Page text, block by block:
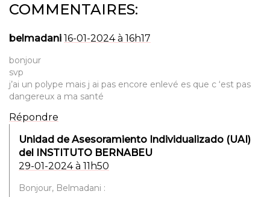
COMMENTAIRES:
belmadani 16-01-2024 à 16h17
bonjour
svp
j’ai un polype mais j ai pas encore enlevé es que c ‘est pas
dangereux a ma santé
Répondre
Unidad de Asesoramiento Individualizado (UAI)
del INSTITUTO BERNABEU
29-01-2024 à 11h50
Bonjour, Belmadani :